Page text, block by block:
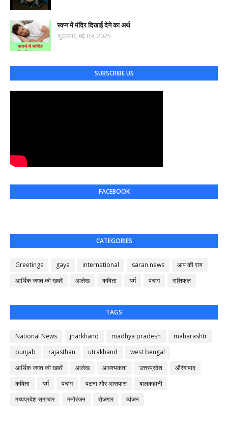
स्वप्न में मंदिर दिखाई देने का अर्थ
शुक्रवार, मई 09, 2025
SUBSCRIBE US
FACEBOOK
CATEGORIES
Greetings gaya international saran news
आप की राय
आर्थिक जगत की खबरें
आलेख कविता धर्म पंचांग राशिफल
TAGS
National News jharkhand madhya pradesh
maharashtr
punjab
rajasthan utrakhand
west bengal
आर्थिक जगत की खबरें
आलेख आवश्यकता उत्तरप्रदेश
औरंगाबाद
कविता
धर्म पंचांग पटना और आसपास
बालकहानी
मध्यप्रदेश समाचार
मनोरंजन रोजगार व्यंजन